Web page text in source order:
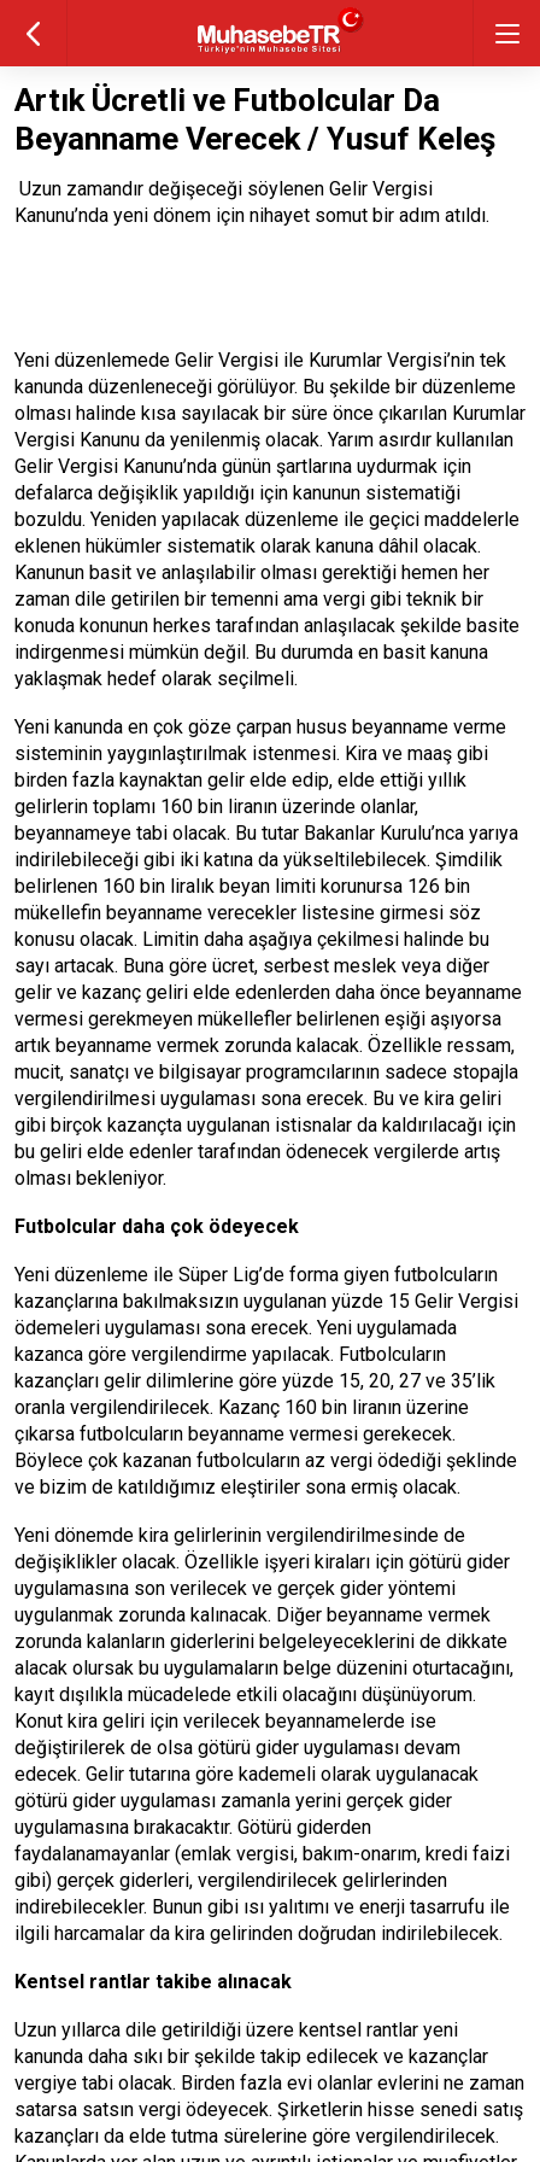
Artık Ücretli ve Futbolcular Da
Beyanname Verecek / Yusuf Keleş
Uzun zamandır değişeceği söylenen Gelir Vergisi
Kanunu’nda yeni dönem için nihayet somut bir adım atıldı.
Yeni düzenlemede Gelir Vergisi ile Kurumlar Vergisi’nin tek
kanunda düzenleneceği görülüyor. Bu şekilde bir düzenleme
olması halinde kısa sayılacak bir süre önce çıkarılan Kurumlar
Vergisi Kanunu da yenilenmiş olacak. Yarım asırdır kullanılan
Gelir Vergisi Kanunu’nda günün şartlarına uydurmak için
defalarca değişiklik yapıldığı için kanunun sistematiği
bozuldu. Yeniden yapılacak düzenleme ile geçici maddelerle
eklenen hükümler sistematik olarak kanuna dâhil olacak.
Kanunun basit ve anlaşılabilir olması gerektiği hemen her
zaman dile getirilen bir temenni ama vergi gibi teknik bir
konuda konunun herkes tarafından anlaşılacak şekilde basite
indirgenmesi mümkün değil. Bu durumda en basit kanuna
yaklaşmak hedef olarak seçilmeli.
Yeni kanunda en çok göze çarpan husus beyanname verme
sisteminin yaygınlaştırılmak istenmesi. Kira ve maaş gibi
birden fazla kaynaktan gelir elde edip, elde ettiği yıllık
gelirlerin toplamı 160 bin liranın üzerinde olanlar,
beyannameye tabi olacak. Bu tutar Bakanlar Kurulu’nca yarıya
indirilebileceği gibi iki katına da yükseltilebilecek. Şimdilik
belirlenen 160 bin liralık beyan limiti korunursa 126 bin
mükellefin beyanname verecekler listesine girmesi söz
konusu olacak. Limitin daha aşağıya çekilmesi halinde bu
sayı artacak. Buna göre ücret, serbest meslek veya diğer
gelir ve kazanç geliri elde edenlerden daha önce beyanname
vermesi gerekmeyen mükellefler belirlenen eşiği aşıyorsa
artık beyanname vermek zorunda kalacak. Özellikle ressam,
mucit, sanatçı ve bilgisayar programcılarının sadece stopajla
vergilendirilmesi uygulaması sona erecek. Bu ve kira geliri
gibi birçok kazançta uygulanan istisnalar da kaldırılacağı için
bu geliri elde edenler tarafından ödenecek vergilerde artış
olması bekleniyor.
Futbolcular daha çok ödeyecek
Yeni düzenleme ile Süper Lig’de forma giyen futbolcuların
kazançlarına bakılmaksızın uygulanan yüzde 15 Gelir Vergisi
ödemeleri uygulaması sona erecek. Yeni uygulamada
kazanca göre vergilendirme yapılacak. Futbolcuların
kazançları gelir dilimlerine göre yüzde 15, 20, 27 ve 35’lik
oranla vergilendirilecek. Kazanç 160 bin liranın üzerine
çıkarsa futbolcuların beyanname vermesi gerekecek.
Böylece çok kazanan futbolcuların az vergi ödediği şeklinde
ve bizim de katıldığımız eleştiriler sona ermiş olacak.
Yeni dönemde kira gelirlerinin vergilendirilmesinde de
değişiklikler olacak. Özellikle işyeri kiraları için götürü gider
uygulamasına son verilecek ve gerçek gider yöntemi
uygulanmak zorunda kalınacak. Diğer beyanname vermek
zorunda kalanların giderlerini belgeleyeceklerini de dikkate
alacak olursak bu uygulamaların belge düzenini oturtacağını,
kayıt dışılıkla mücadelede etkili olacağını düşünüyorum.
Konut kira geliri için verilecek beyannamelerde ise
değiştirilerek de olsa götürü gider uygulaması devam
edecek. Gelir tutarına göre kademeli olarak uygulanacak
götürü gider uygulaması zamanla yerini gerçek gider
uygulamasına bırakacaktır. Götürü giderden
faydalanamayanlar (emlak vergisi, bakım-onarım, kredi faizi
gibi) gerçek giderleri, vergilendirilecek gelirlerinden
indirebilecekler. Bunun gibi ısı yalıtımı ve enerji tasarrufu ile
ilgili harcamalar da kira gelirinden doğrudan indirilebilecek.
Kentsel rantlar takibe alınacak
Uzun yıllarca dile getirildiği üzere kentsel rantlar yeni
kanunda daha sıkı bir şekilde takip edilecek ve kazançlar
vergiye tabi olacak. Birden fazla evi olanlar evlerini ne zaman
satarsa satsın vergi ödeyecek. Şirketlerin hisse senedi satış
kazançları da elde tutma sürelerine göre vergilendirilecek.